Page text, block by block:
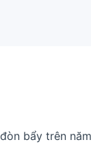
bẩy trên